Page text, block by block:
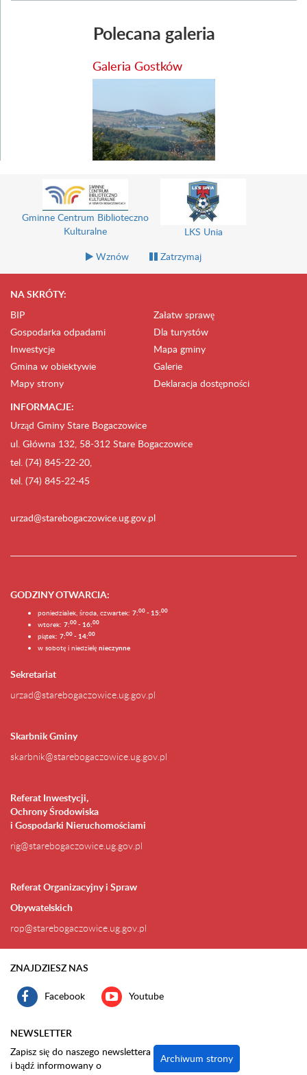
Polecana galeria
Galeria Gostków
Gminne Centrum Biblioteczno
Kulturalne
LKS Unia
Wznów
Zatrzymaj
NA SKRÓTY:
BIP
Załatw sprawę
Gospodarka odpadami
Dla turystów
Inwestycje
Mapa gminy
Gmina w obiektywie
Galerie
Mapy strony
Deklaracja dostępności
INFORMACJE:
Urząd Gminy Stare Bogaczowice
ul. Główna 132, 58-312 Stare Bogaczowice
tel. (74) 845-22-20,
tel. (74) 845-22-45
urzad@starebogaczowice.ug.gov.pl
GODZINY OTWARCIA:
poniedziałek, środa, czwartek: 7:00 - 15:00
wtorek: 7:00 - 16:00
piątek: 7:00 - 14:00
w sobotę i niedzielę nieczynne
Sekretariat
urzad@starebogaczowice.ug.gov.pl
Skarbnik Gminy
skarbnik@starebogaczowice.ug.gov.pl
Referat Inwestycji,
Ochrony Środowiska
i Gospodarki Nieruchomościami
rig@starebogaczowice.ug.gov.pl
Referat Organizacyjny i Spraw
Obywatelskich
rop@starebogaczowice.ug.gov.pl
ZNAJDZIESZ NAS
Facebook Youtube
NEWSLETTER
Zapisz się do naszego newslettera
i bądź informowany o
Archiwum strony